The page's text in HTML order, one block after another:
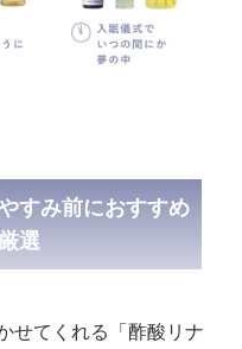
すみ前におすすめ
選
せてくれる「酢酸リナ